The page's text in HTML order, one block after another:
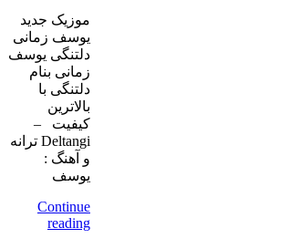
موزیک جدید
یوسف زمانی
دلتنگی یوسف
زمانی بنام
دلتنگی با
بالاترین
کیفیت –
Deltangi ترانه
و آهنگ :
یوسف
Continue
reading